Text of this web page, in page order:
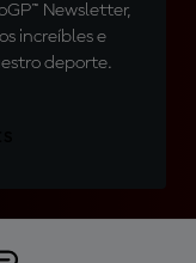
Newsletter,
increíbles e
deporte.